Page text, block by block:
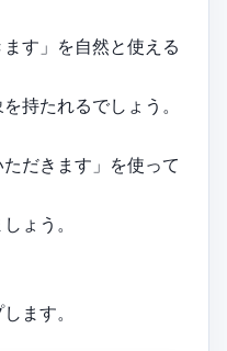
す」を自然と使える
持たれるでしょう。
だきます」を使って
ょう。
ます。